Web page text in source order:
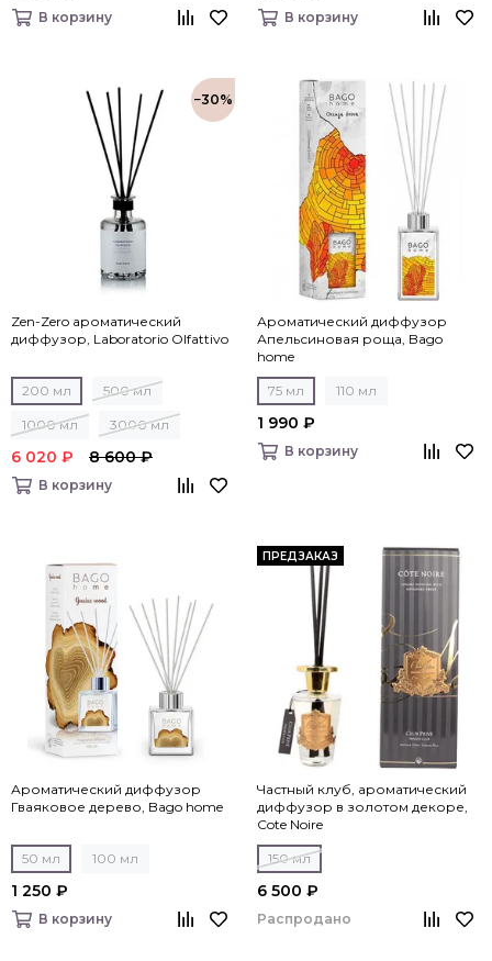
В корзину В корзину
−30%
Zen-Zero ароматический
диффузор, Laboratorio Olfattivo
200 мл 500 мл
1000 мл 3000 мл
6 020 ₽ 8 600 ₽
В корзину
Ароматический диффузор
Апельсиновая роща, Bago
home
75 мл 110 мл
1 990 ₽
В корзину
Ароматический диффузор
Гваяковое дерево, Bago home
50 мл 100 мл
1 250 ₽
В корзину
ПРЕДЗАКАЗ
Частный клуб, ароматический
диффузор в золотом декоре,
Cote Noire
150 мл
6 500 ₽
Распродано